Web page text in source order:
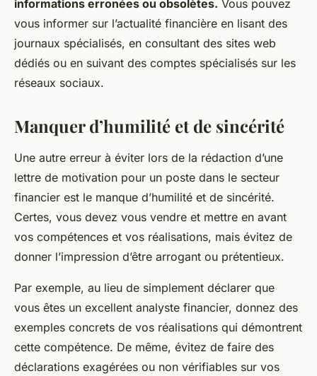
informations erronées ou obsolètes. Vous pouvez
vous informer sur l’actualité financière en lisant des
journaux spécialisés, en consultant des sites web
dédiés ou en suivant des comptes spécialisés sur les
réseaux sociaux.
Manquer d’humilité et de sincérité
Une autre erreur à éviter lors de la rédaction d’une
lettre de motivation pour un poste dans le secteur
financier est le manque d’humilité et de sincérité.
Certes, vous devez vous vendre et mettre en avant
vos compétences et vos réalisations, mais évitez de
donner l’impression d’être arrogant ou prétentieux.
Par exemple, au lieu de simplement déclarer que
vous êtes un excellent analyste financier, donnez des
exemples concrets de vos réalisations qui démontrent
cette compétence. De même, évitez de faire des
déclarations exagérées ou non vérifiables sur vos